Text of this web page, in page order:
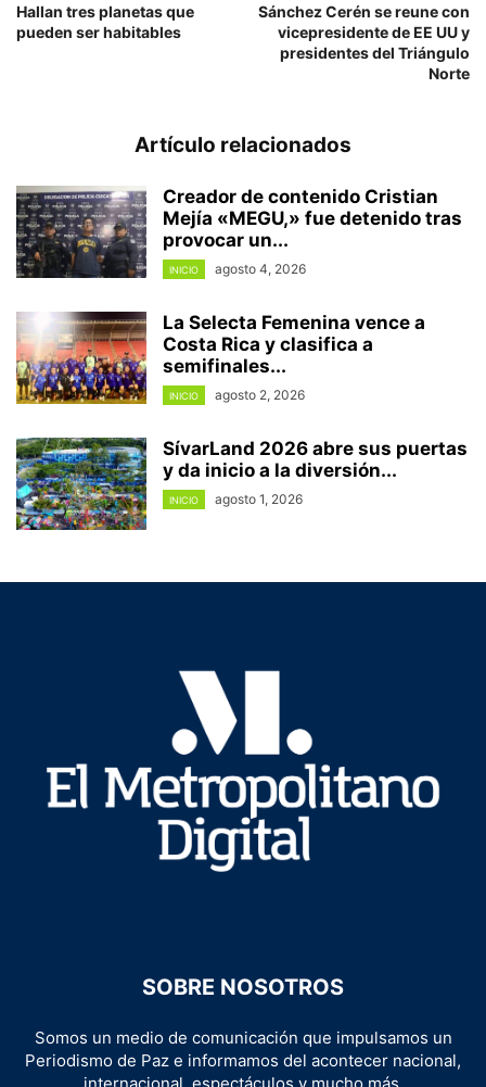
Hallan tres planetas que
pueden ser habitables
Sánchez Cerén se reune con
vicepresidente de EE UU y
presidentes del Triángulo
Norte
Artículo relacionados
Creador de contenido Cristian
Mejía «MEGU,» fue detenido tras
provocar un...
INICIO agosto 4, 2026
La Selecta Femenina vence a
Costa Rica y clasifica a
semifinales...
INICIO agosto 2, 2026
SívarLand 2026 abre sus puertas
y da inicio a la diversión...
INICIO agosto 1, 2026
SOBRE NOSOTROS
Somos un medio de comunicación que impulsamos un
Periodismo de Paz e informamos del acontecer nacional,